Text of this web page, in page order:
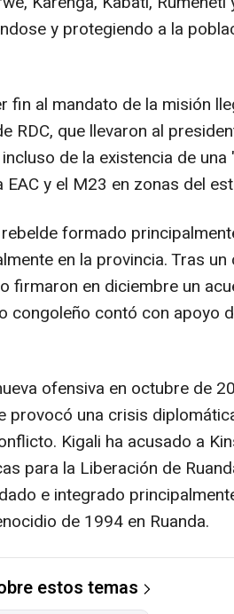
y protegiendo a la
fin al mandato de la misión
RDC, que llevaron al
de la existencia de
y el M23 en zonas del
formado
en la provincia. Tras
firmaron en diciembre un
congoleño contó con apoyo
ofensiva en octubre de
provocó una crisis
Kigali ha acusado a
para la Liberación de
e integrado
de 1994 en Ruanda.
estos temas